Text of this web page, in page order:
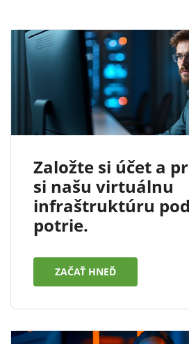
Založte si účet a
si našu virtuálnu
infraštruktúru
potrie.
ZAČAŤ HNEĎ